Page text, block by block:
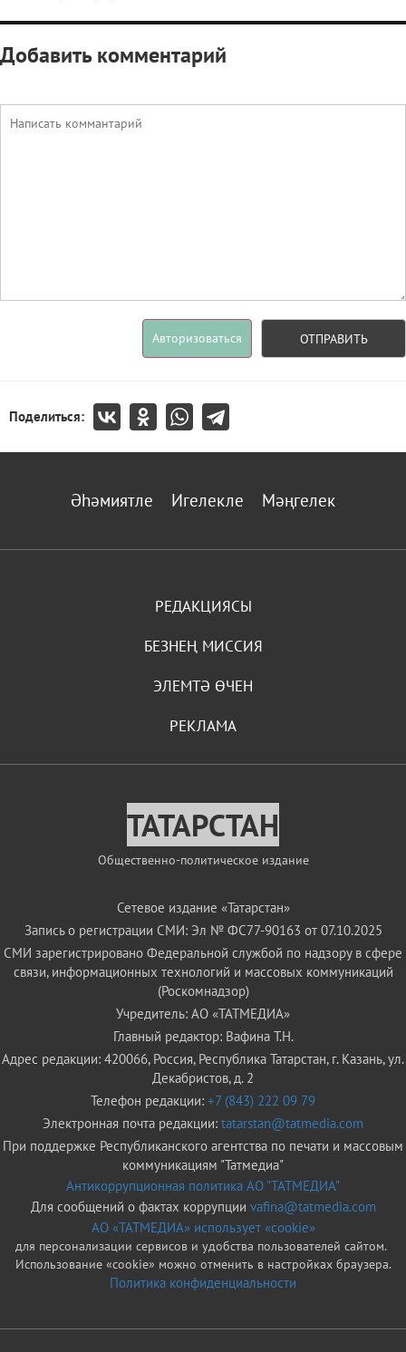
Добавить комментарий
Авторизоваться ОТПРАВИТЬ
Поделиться:
Әһәмиятле Игелекле Мәңгелек
РЕДАКЦИЯСЫ
БЕЗНЕҢ МИССИЯ
ЭЛЕМТӘ ӨЧЕН
РЕКЛАМА
ТАТАРСТАН
Общественно-политическое издание
Сетевое издание «Татарстан»
Запись о регистрации СМИ: Эл № ФС77-90163 от 07.10.2025
СМИ зарегистрировано Федеральной службой по надзору в сфере
связи, информационных технологий и массовых коммуникаций
(Роскомнадзор)
Учредитель: АО «ТАТМЕДИА»
Главный редактор: Вафина Т.Н.
Адрес редакции: 420066, Россия, Республика Татарстан, г. Казань, ул.
Декабристов, д. 2
Телефон редакции: +7 (843) 222 09 79
Электронная почта редакции: tatarstan@tatmedia.com
При поддержке Республиканского агентства по печати и массовым
коммуникациям "Татмедиа"
Антикоррупционная политика АО "ТАТМЕДИА"
Для сообщений о фактах коррупции vafina@tatmedia.com
АО «ТАТМЕДИА» использует «cookie»
для персонализации сервисов и удобства пользователей сайтом.
Использование «cookie» можно отменить в настройках браузера.
Политика конфиденциальности